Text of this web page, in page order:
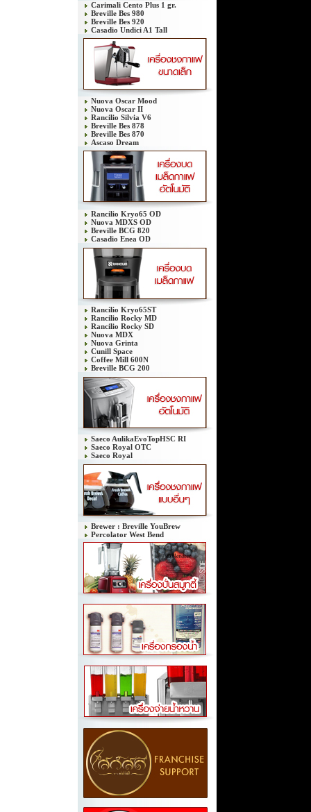
Carimali Cento Plus 1 gr.
Breville Bes 980
Breville Bes 920
Casadio Undici A1 Tall
Nuova Oscar Mood
Nuova Oscar II
Rancilio Silvia V6
Breville Bes 878
Breville Bes 870
Ascaso Dream
Rancilio Kryo65 OD
Nuova MDXS OD
Breville BCG 820
Casadio Enea OD
Rancilio Kryo65ST
Rancilio Rocky MD
Rancilio Rocky SD
Nuova MDX
Nuova Grinta
Cunill Space
Coffee Mill 600N
Breville BCG 200
Saeco AulikaEvoTopHSC RI
Saeco Royal OTC
Saeco Royal
Brewer : Breville YouBrew
Percolator West Bend